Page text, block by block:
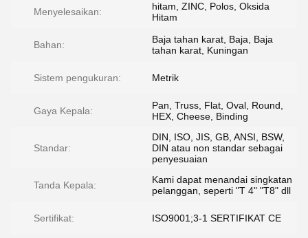
Menyelesaikan:
hitam, ZINC, Polos, Oksida
Hitam
Bahan:
Baja tahan karat, Baja, Baja
tahan karat, Kuningan
Sistem pengukuran: Metrik
Gaya Kepala:
Pan, Truss, Flat, Oval, Round,
HEX, Cheese, Binding
Standar:
DIN, ISO, JIS, GB, ANSI, BSW,
DIN atau non standar sebagai
penyesuaian
Tanda Kepala:
Kami dapat menandai singkatan
pelanggan, seperti "T 4" "T8" dll
Sertifikat: ISO9001;3-1 SERTIFIKAT CE